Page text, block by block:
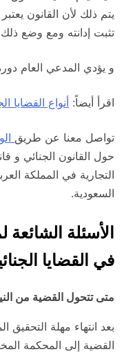
يتم ذلك لأن القانون
تثبت إدانته ومع وضع ذلك
و يؤدي المدعي العام
اقرأ أيضاً: أنواع القضايا
تواصل معنا عن طريق
حول القانون الجنائي و
التجارية في المملكة
السعودية.
الأسئلة الشائعة
في القضايا
متى تتحول القضية من
بعد انتهاء مهلة
القضية إلى المحكمة